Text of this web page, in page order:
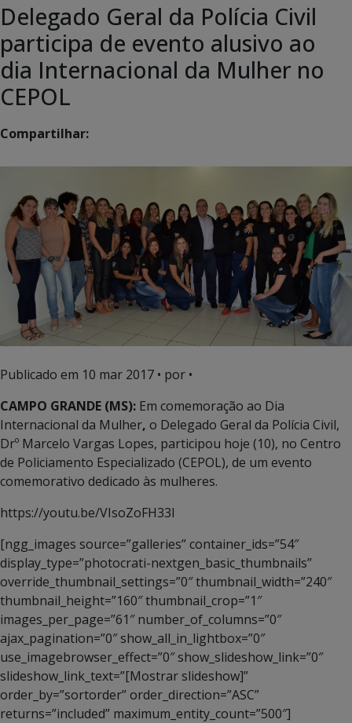
Delegado Geral da Polícia Civil
participa de evento alusivo ao
dia Internacional da Mulher no
CEPOL
Compartilhar:
Publicado em 10 mar 2017 • por •
CAMPO GRANDE (MS): Em comemoração ao Dia
Internacional da Mulher, o Delegado Geral da Polícia Civil,
Drº Marcelo Vargas Lopes, participou hoje (10), no Centro
de Policiamento Especializado (CEPOL), de um evento
comemorativo dedicado às mulheres.
https://youtu.be/VIsoZoFH33I
[ngg_images source=”galleries” container_ids=”54″
display_type=”photocrati-nextgen_basic_thumbnails”
override_thumbnail_settings=”0″ thumbnail_width=”240″
thumbnail_height=”160″ thumbnail_crop=”1″
images_per_page=”61″ number_of_columns=”0″
ajax_pagination=”0″ show_all_in_lightbox=”0″
use_imagebrowser_effect=”0″ show_slideshow_link=”0″
slideshow_link_text=”[Mostrar slideshow]”
order_by=”sortorder” order_direction=”ASC”
returns=”included” maximum_entity_count=”500″]